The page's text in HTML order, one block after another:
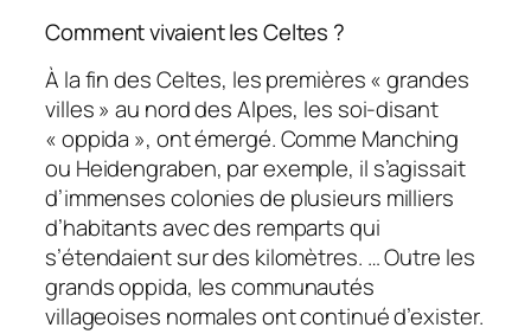
Comment vivaient les Celtes ?
À la fin des Celtes, les premières « grandes
villes » au nord des Alpes, les soi-disant
« oppida », ont émergé. Comme Manching
ou Heidengraben, par exemple, il s’agissait
d’immenses colonies de plusieurs milliers
d’habitants avec des remparts qui
s’étendaient sur des kilomètres. … Outre les
grands oppida, les communautés
villageoises normales ont continué d’exister.